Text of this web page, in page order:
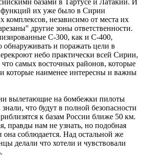
базами в Тартусе и Латакии. И
функций их уже было в Сирии
комплексов, независимо от места их
другие зоны ответственности.
С-300, как и С-400,
и поражать цели в
небо практически всей Сирии,
что самых восточных районов, которые
которые наименее интересны и важны
вылетающие на бомбежки пилоты
что будут в полной безопасности
к базам России ближе 50 км.
правды нам не узнать, но подобная
она соблюдается. Над остальной же
делали что хотели и чувствовали